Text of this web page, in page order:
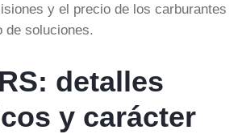
y el precio de los carburantes
de soluciones.
detalles
y carácter